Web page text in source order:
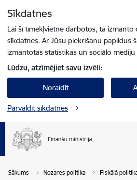
Sīkdatnes
Lai šī tīmekļvietne darbotos, tā izmanto
sīkdatnes. Ar Jūsu piekrišanu papildus
izmantotas statistikas un sociālo mediju
Lūdzu, atzīmējiet savu izvēli:
Noraidīt
Pārvaldīt sīkdatnes
Sākums Nozares politika Fiskālā